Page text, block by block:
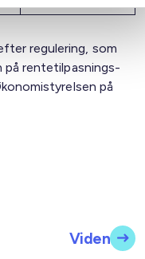
regulering, som
på rentetilpasnings­
på
Viden